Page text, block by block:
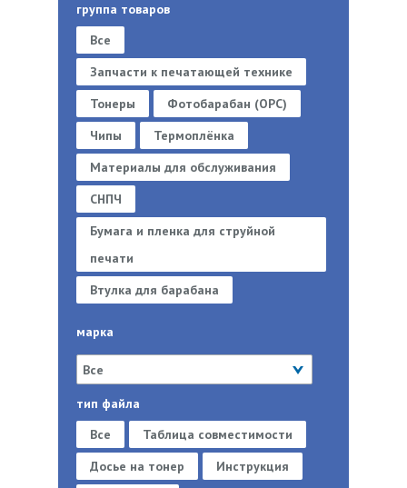
группа товаров
Все
Запчасти к печатающей технике
Тонеры
Фотобарабан (OPC)
Чипы
Термоплёнка
Материалы для обслуживания
СНПЧ
Бумага и пленка для струйной
печати
Втулка для барабана
марка
тип файла
Все
Таблица совместимости
Досье на тонер
Инструкция